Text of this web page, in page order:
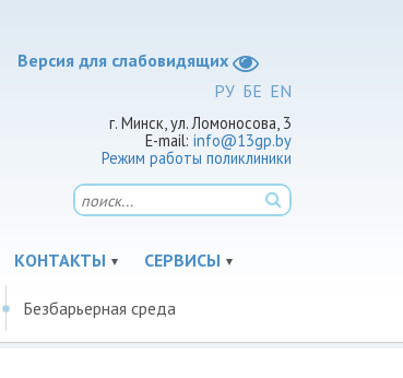
Версия для слабовидящих
РУ БЕ EN
г. Минск, ул. Ломоносова, 3
E-mail: info@13gp.by
Режим работы поликлиники
КОНТАКТЫ СЕРВИСЫ
Безбарьерная среда